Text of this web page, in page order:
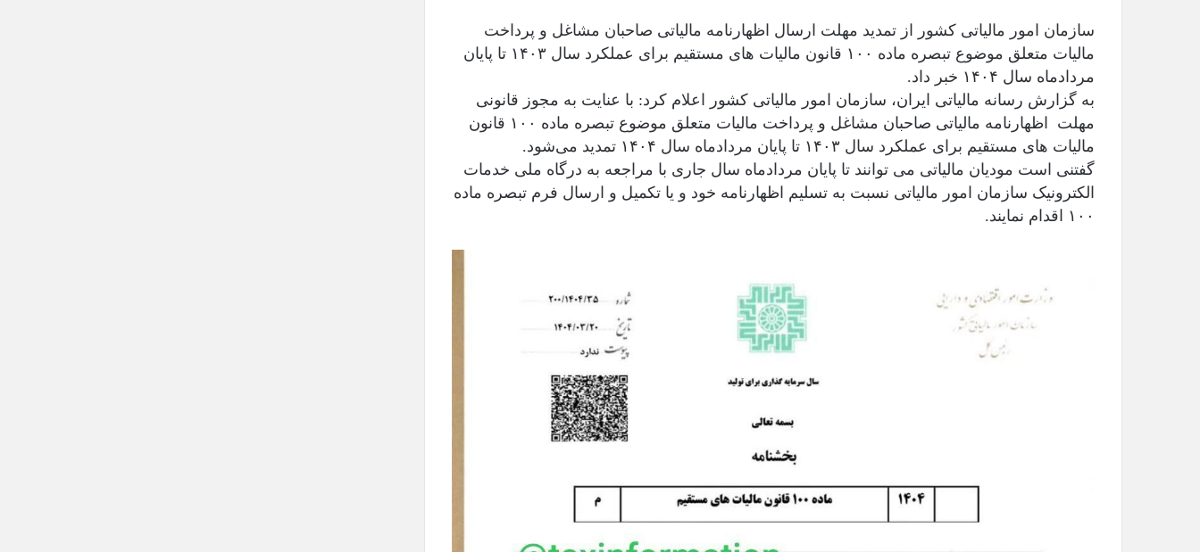
سازمان امور مالیاتی کشور از تمدید مهلت ارسال اظهارنامه مالیاتی صاحبان مشاغل و پرداخت
مالیات متعلق موضوع تبصره ماده ۱۰۰ قانون مالیات های مستقیم برای عملکرد سال ۱۴۰۳ تا پایان
مردادماه سال ۱۴۰۴ خبر داد.
به گزارش رسانه مالیاتی ایران، سازمان امور مالیاتی کشور اعلام کرد: با عنایت به مجوز قانونی
مهلت اظهارنامه مالیاتی صاحبان مشاغل و پرداخت مالیات متعلق موضوع تبصره ماده ۱۰۰ قانون
مالیات های مستقیم برای عملکرد سال ۱۴۰۳ تا پایان مردادماه سال ۱۴۰۴ تمدید می‌شود.
گفتنی است مودیان مالیاتی می توانند تا پایان مردادماه سال جاری با مراجعه به درگاه ملی خدمات
الکترونیک سازمان امور مالیاتی نسبت به تسلیم اظهارنامه خود و یا تکمیل و ارسال فرم تبصره ماده
۱۰۰ اقدام نمایند.